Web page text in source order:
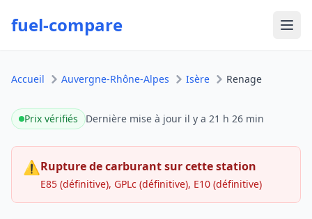
fuel-compare
Accueil Auvergne-Rhône-Alpes Isère Renage
Prix vérifiés Dernière mise à jour il y a 21 h 26 min
⚠Rupture de carburant sur cette station
E85 (définitive), GPLc (définitive), E10 (définitive)